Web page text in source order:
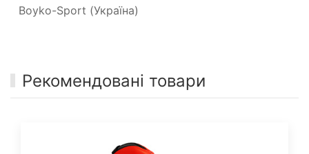
Boyko-Sport (Україна)
Рекомендовані товари